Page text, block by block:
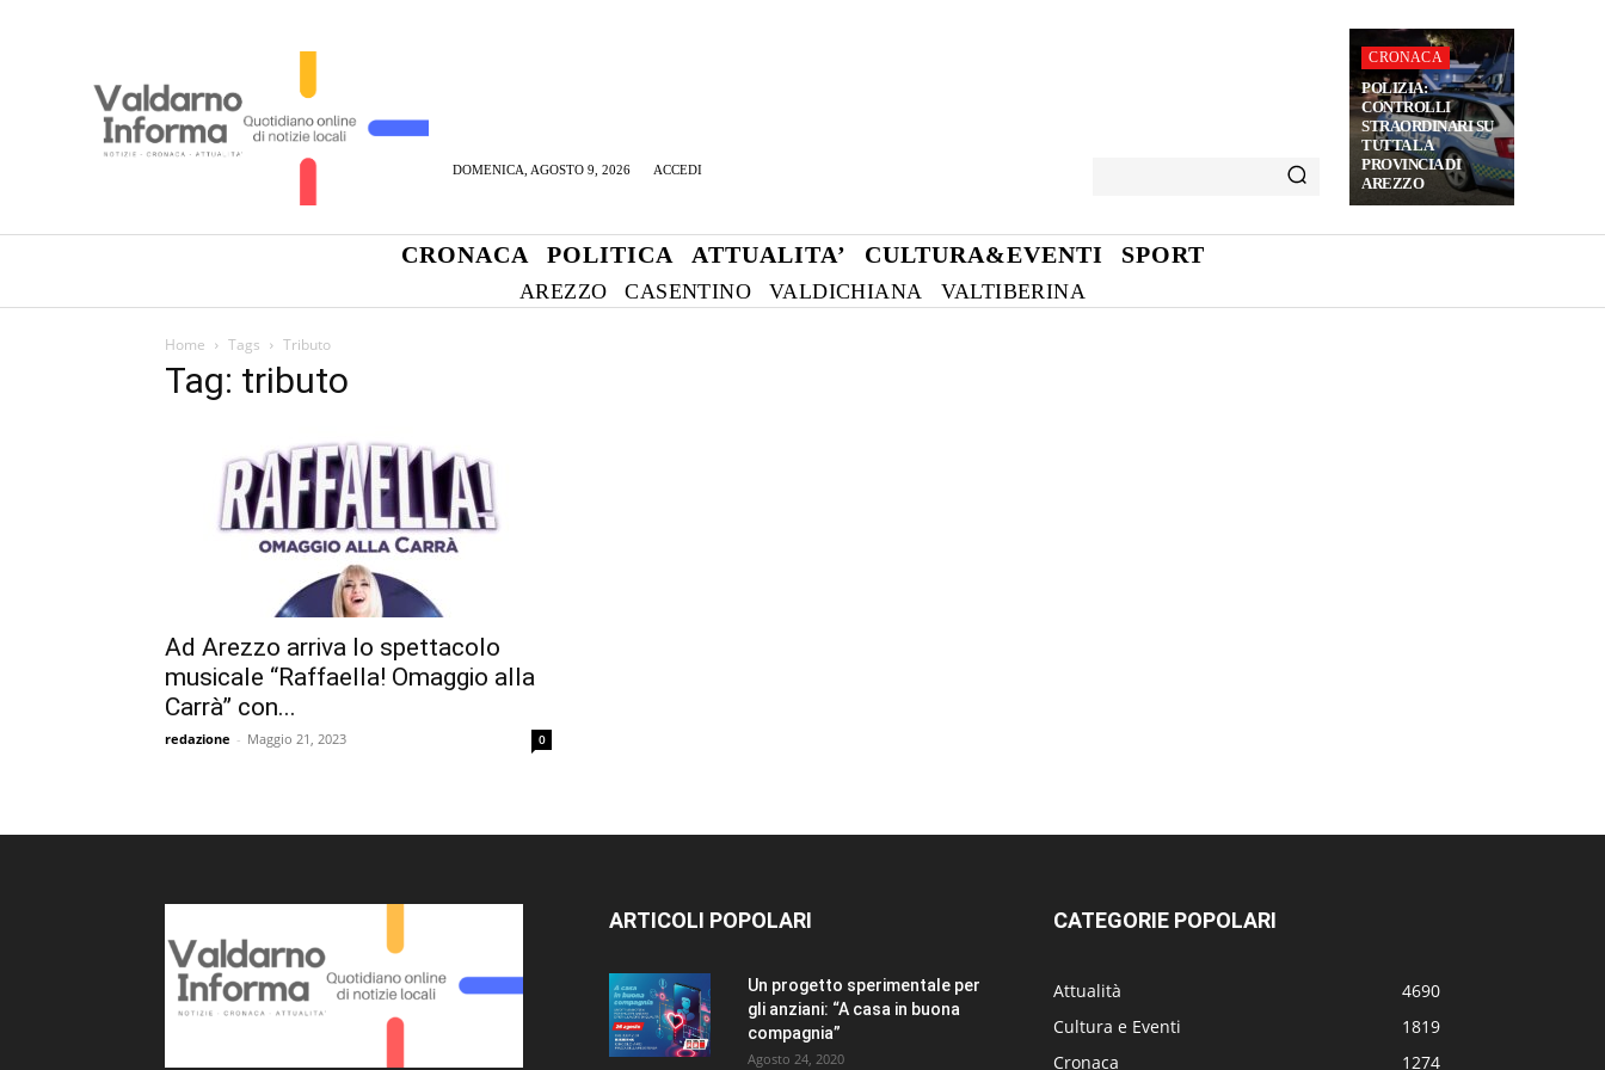
DOMENICA, AGOSTO 9, 2026 ACCEDI
CRONACA
POLIZIA:
CONTROLLI
STRAORDINARI SU
TUTTA LA
PROVINCIA DI
AREZZO
CRONACA POLITICA ATTUALITA’ CULTURA&EVENTI SPORT
AREZZO CASENTINO VALDICHIANA VALTIBERINA
Home Tags Tributo
Tag: tributo
Ad Arezzo arriva lo spettacolo
musicale “Raffaella! Omaggio alla
Carrà” con...
redazione - Maggio 21, 2023 0
ARTICOLI POPOLARI
Un progetto sperimentale per
gli anziani: “A casa in buona
compagnia”
Agosto 24, 2020
CATEGORIE POPOLARI
Attualità
4690
Cultura e Eventi
1819
Cronaca
1274